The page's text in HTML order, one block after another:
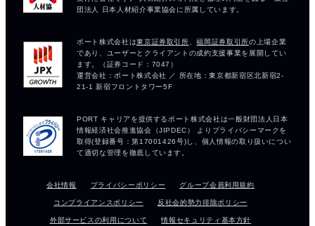
会社情報 プライバシーポリシー グループ会員利用規約
コンプライアンスポリシー 反社会的勢力排除ポリシー
外部サービスの利用について 情報セキュリティ基本方針